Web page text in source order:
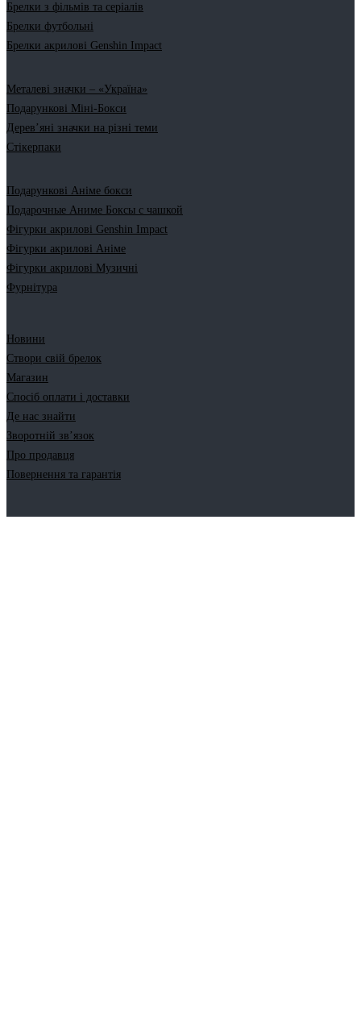
Брелки з фільмів та серіалів
Брелки футбольні
Брелки акрилові Genshin Impact
Металеві значки – «Україна»
Подарункові Міні-Бокси
Дерев’яні значки на різні теми
Стікерпаки
Подарункові Аніме бокси
Подарочные Аниме Боксы с чашкой
Фігурки акрилові Genshin Impact
Фігурки акрилові Аніме
Фігурки акрилові Музичні
Фурнітура
Новини
Створи свій брелок
Магазин
Спосіб оплати і доставки
Де нас знайти
Зворотній зв’язок
Про продавця
Повернення та гарантія